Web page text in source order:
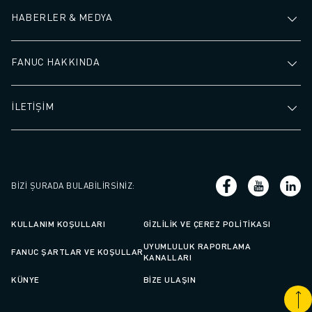
HABERLER & MEDYA
FANUC HAKKINDA
İLETİŞİM
BIZI ŞURADA BULABILIRSINIZ:
KULLANIM KOŞULLARI GIZLILIK VE ÇEREZ POLITIKASI
FANUC ŞARTLAR VE KOŞULLAR
UYUMLULUK RAPORLAMA
KANALLARI
KÜNYE BIZE ULAŞIN